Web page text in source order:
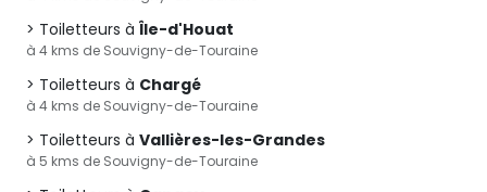
Toiletteurs à Île-d'Houat
à 4 kms de Souvigny-de-Touraine
Toiletteurs à Chargé
à 4 kms de Souvigny-de-Touraine
Toiletteurs à Vallières-les-Grandes
à 5 kms de Souvigny-de-Touraine